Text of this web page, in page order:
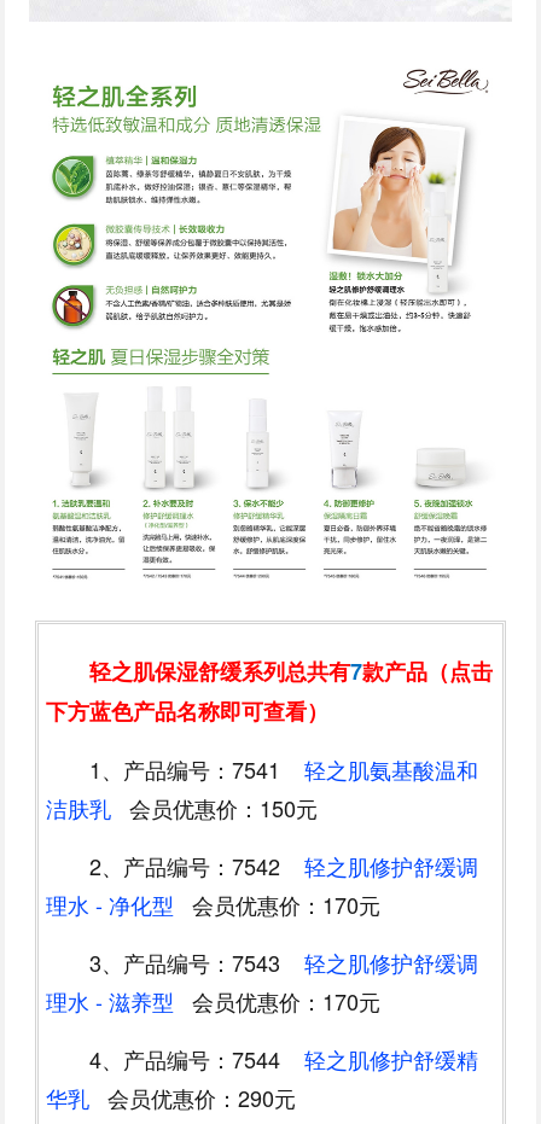
轻之肌保湿舒缓系列总共有7款产品（点击
下方蓝色产品名称即可查看）
1、产品编号：7541轻之肌氨基酸温和
洁肤乳 会员优惠价：150元
2、产品编号：7542轻之肌修护舒缓调
理水 - 净化型 会员优惠价：170元
3、产品编号：7543轻之肌修护舒缓调
理水 - 滋养型 会员优惠价：170元
4、产品编号：7544轻之肌修护舒缓精
华乳 会员优惠价：290元